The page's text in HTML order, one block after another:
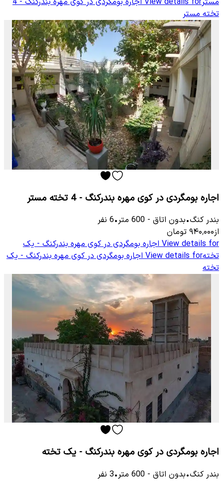
تخته مستر
اجاره بومگردی در کوی مهره بندرکنگ - 4 تخته مستر
بندر کنگ•بدون اتاق -
600 متر•
6 نفر
از۹۴۰٬۰۰۰ تومان
View details for اجاره بومگردی در کوی مهره بندرکنگ - یک
تختهView details for اجاره بومگردی در کوی مهره بندرکنگ - یک
تخته
اجاره بومگردی در کوی مهره بندرکنگ - یک تخته
بندر کنگ•بدون اتاق -
600 متر•
3 نفر